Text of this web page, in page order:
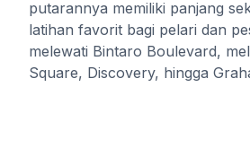
putarannya memiliki panjang
latihan favorit bagi pelari dan
melewati Bintaro Boulevard,
Square, Discovery, hingga